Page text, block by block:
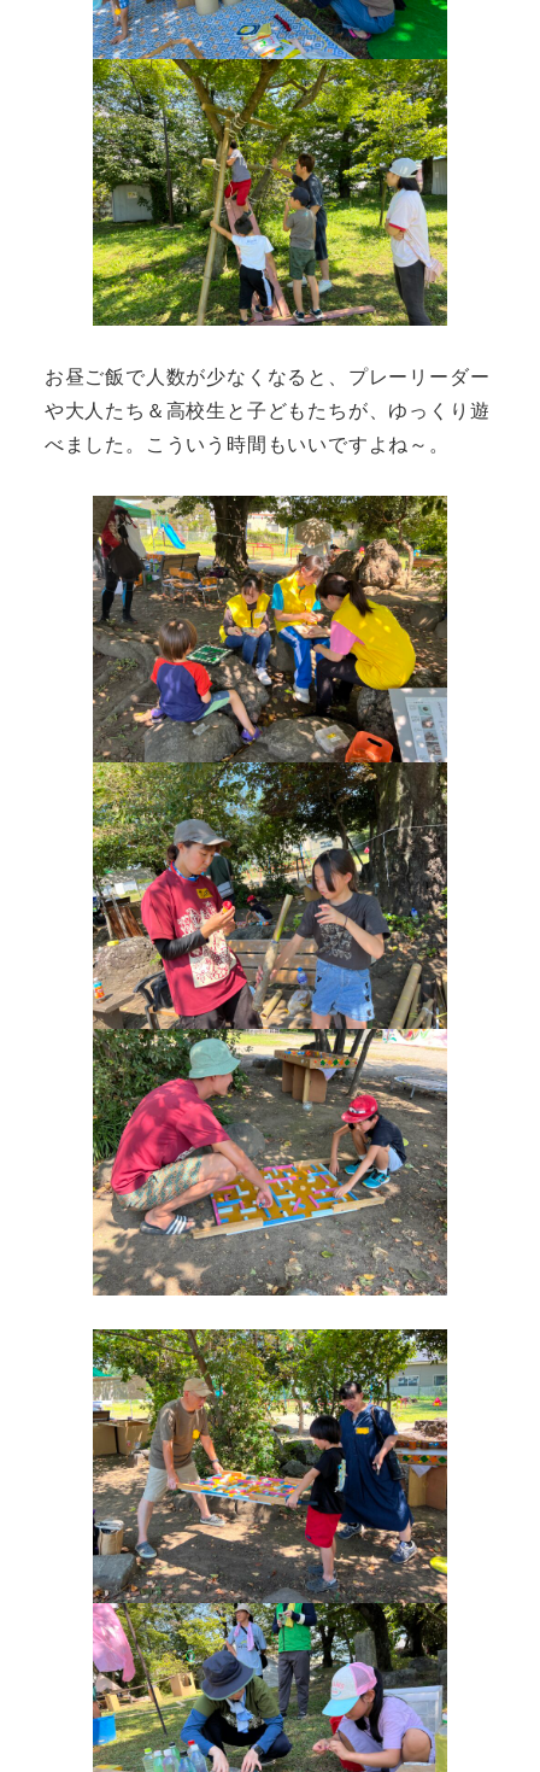
お昼ご飯で人数が少なくなると、プレーリーダー
や大人たち＆高校生と子どもたちが、ゆっくり遊
べました。こういう時間もいいですよね～。